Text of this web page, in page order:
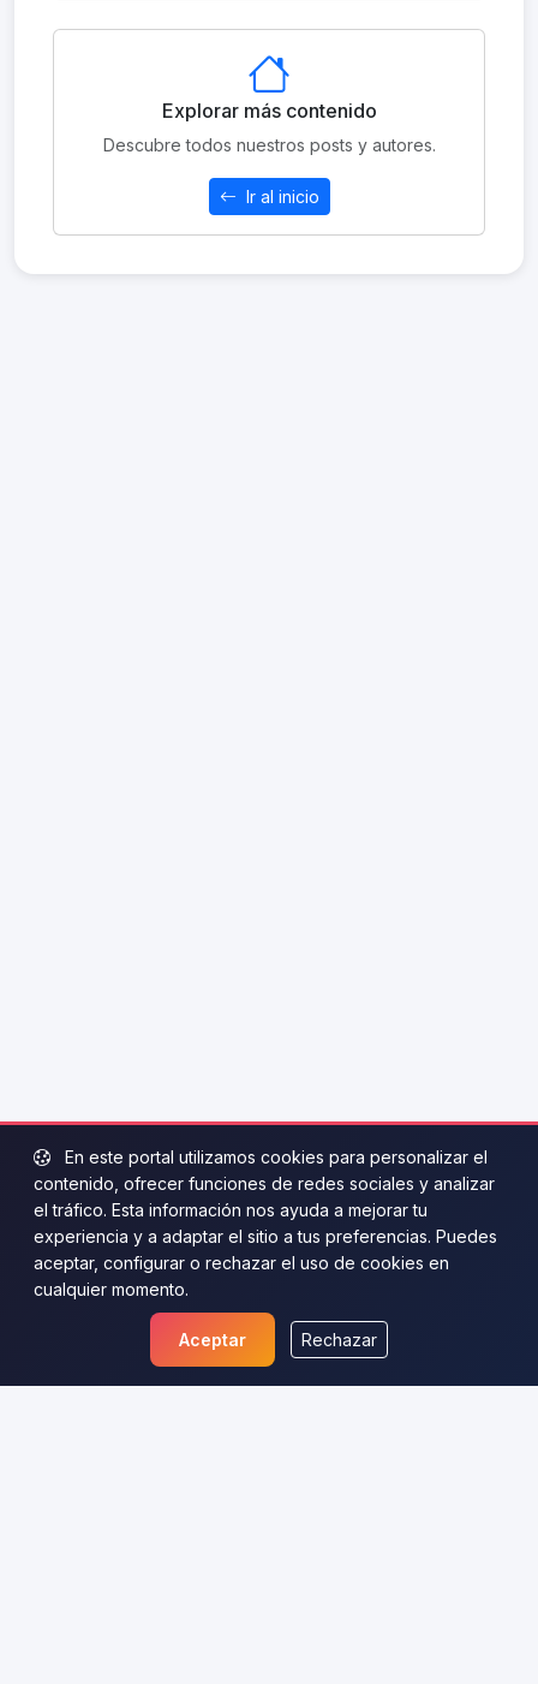
Explorar más contenido
Descubre todos nuestros posts y autores.
Ir al inicio
Comparativamente
En este portal utilizamos cookies para personalizar el
contenido, ofrecer funciones de redes sociales y analizar
el tráfico. Esta información nos ayuda a mejorar tu
experiencia y a adaptar el sitio a tus preferencias. Puedes
aceptar, configurar o rechazar el uso de cookies en
cualquier momento.
Aceptar Rechazar